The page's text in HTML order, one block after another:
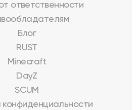
ответственности
Блог
RUST
Minecraft
DayZ
SCUM
конфиденциальности